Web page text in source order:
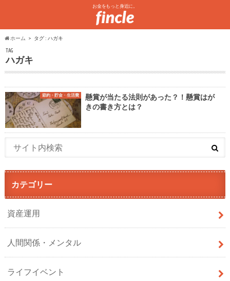
お金をもっと身近に。
ホーム タグ : ハガキ
TAG
ハガキ
節約・貯金・生活費
懸賞が当たる法則があった？！懸賞はが
きの書き方とは？
カテゴリー
資産運用
人間関係・メンタル
ライフイベント